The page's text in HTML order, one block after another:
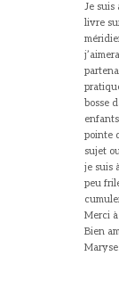
Je suis
livre
bosse
pointe
sujet
je suis
peu
Merci
Bien
Maryse.